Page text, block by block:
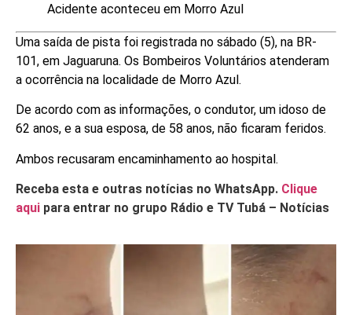
Acidente aconteceu em Morro Azul
Uma saída de pista foi registrada no sábado (5), na BR-
101, em Jaguaruna. Os Bombeiros Voluntários atenderam
a ocorrência na localidade de Morro Azul.
De acordo com as informações, o condutor, um idoso de
62 anos, e a sua esposa, de 58 anos, não ficaram feridos.
Ambos recusaram encaminhamento ao hospital.
Receba esta e outras notícias no WhatsApp. Clique
aqui para entrar no grupo Rádio e TV Tubá – Notícias